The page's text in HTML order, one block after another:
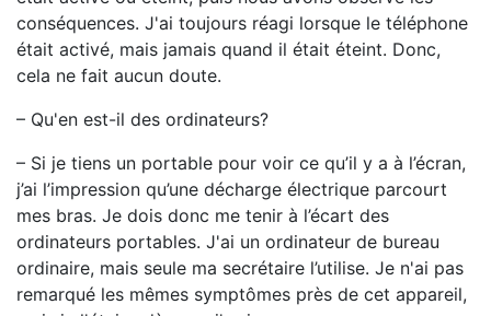
conséquences. J'ai toujours réagi lorsque le téléphone
était activé, mais jamais quand il était éteint. Donc,
cela ne fait aucun doute.
– Qu'en est-il des ordinateurs?
– Si je tiens un portable pour voir ce qu’il y a à l’écran,
j’ai l’impression qu’une décharge électrique parcourt
mes bras. Je dois donc me tenir à l’écart des
ordinateurs portables. J'ai un ordinateur de bureau
ordinaire, mais seule ma secrétaire l’utilise. Je n'ai pas
remarqué les mêmes symptômes près de cet appareil,